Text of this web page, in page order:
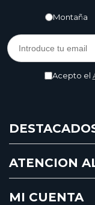
Montaña
Acepto el
ATENCION
MI CUENTA